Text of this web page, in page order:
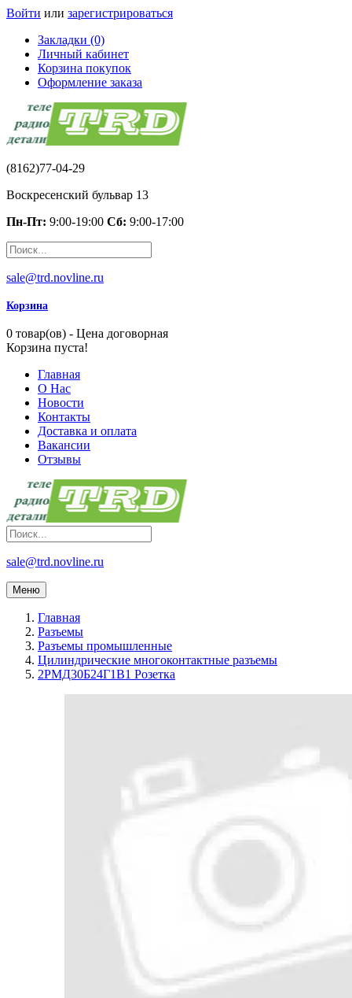
Войти или зарегистрироваться
Закладки (0)
Личный кабинет
Корзина покупок
Оформление заказа
(8162)77-04-29
Воскресенский бульвар 13
Пн-Пт: 9:00-19:00 Сб: 9:00-17:00
sale@trd.novline.ru
Корзина
0 товар(ов) - Цена договорная
Корзина пуста!
Главная
О Нас
Новости
Контакты
Доставка и оплата
Вакансии
Отзывы
sale@trd.novline.ru
Меню
Главная
Разъемы
Разъемы промышленные
Цилиндрические многоконтактные разъемы
2РМД30Б24Г1В1 Розетка